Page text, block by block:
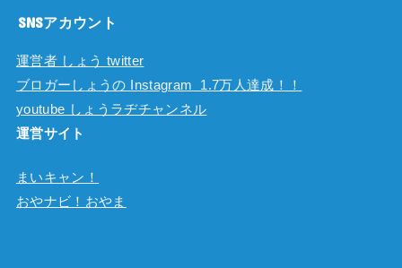
SNSアカウント
運営者 しょう twitter
ブロガーしょうの Instagram 1.7万人達成！！
youtube しょうラヂチャンネル
運営サイト
まいキャン！
おやナビ！おやま